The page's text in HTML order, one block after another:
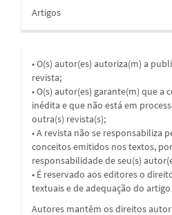
Artigos
• O(s) autor(es) autoriza(m) a
revista;
• O(s) autor(es) garante(m) que a
inédita e que não está em
outra(s) revista(s);
• A revista não se responsabiliza
conceitos emitidos nos textos,
responsabilidade de seu(s)
• É reservado aos editores o
textuais e de adequação do
Autores mantêm os direitos